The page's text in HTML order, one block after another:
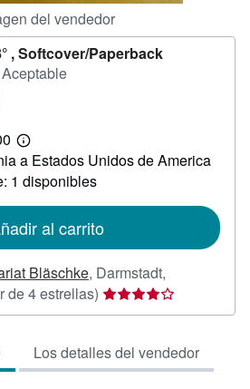
del vendedor
, Softcover/Paperback
Más
información
sobre
las
envío
a Estados Unidos de America
1 disponibles
al carrito
Bläschke, Darmstadt,
de 4 estrellas) Calificación
del
4
de
Los detalles del vendedor